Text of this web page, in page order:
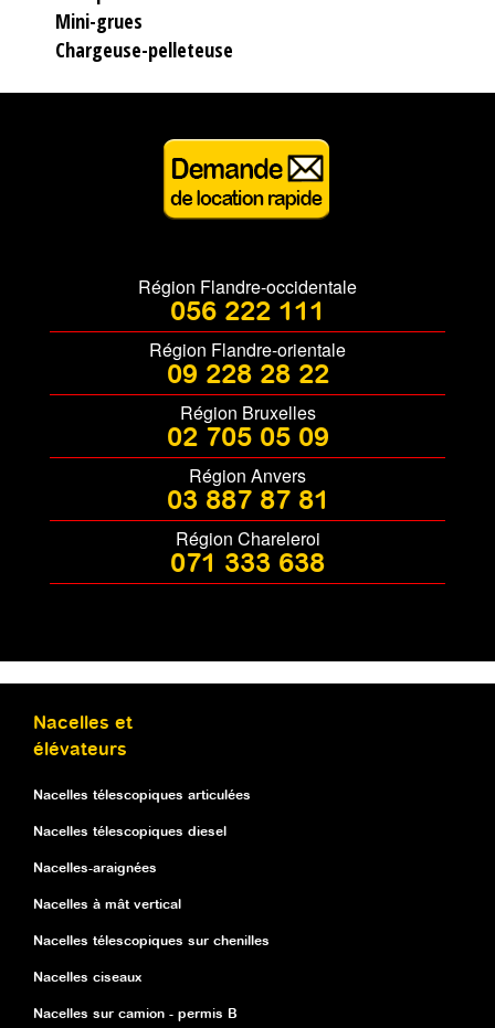
Mini-grues
Chargeuse-pelleteuse
Région Flandre-occidentale
056 222 111
Région Flandre-orientale
09 228 28 22
Région Bruxelles
02 705 05 09
Région Anvers
03 887 87 81
Région Chareleroi
071 333 638
Nacelles et
élévateurs
Nacelles télescopiques articulées
Nacelles télescopiques diesel
Nacelles-araignées
Nacelles à mât vertical
Nacelles télescopiques sur chenilles
Nacelles ciseaux
Nacelles sur camion - permis B